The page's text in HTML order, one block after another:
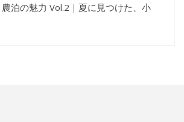
泊の魅力 Vol.2｜夏に見つけた、小